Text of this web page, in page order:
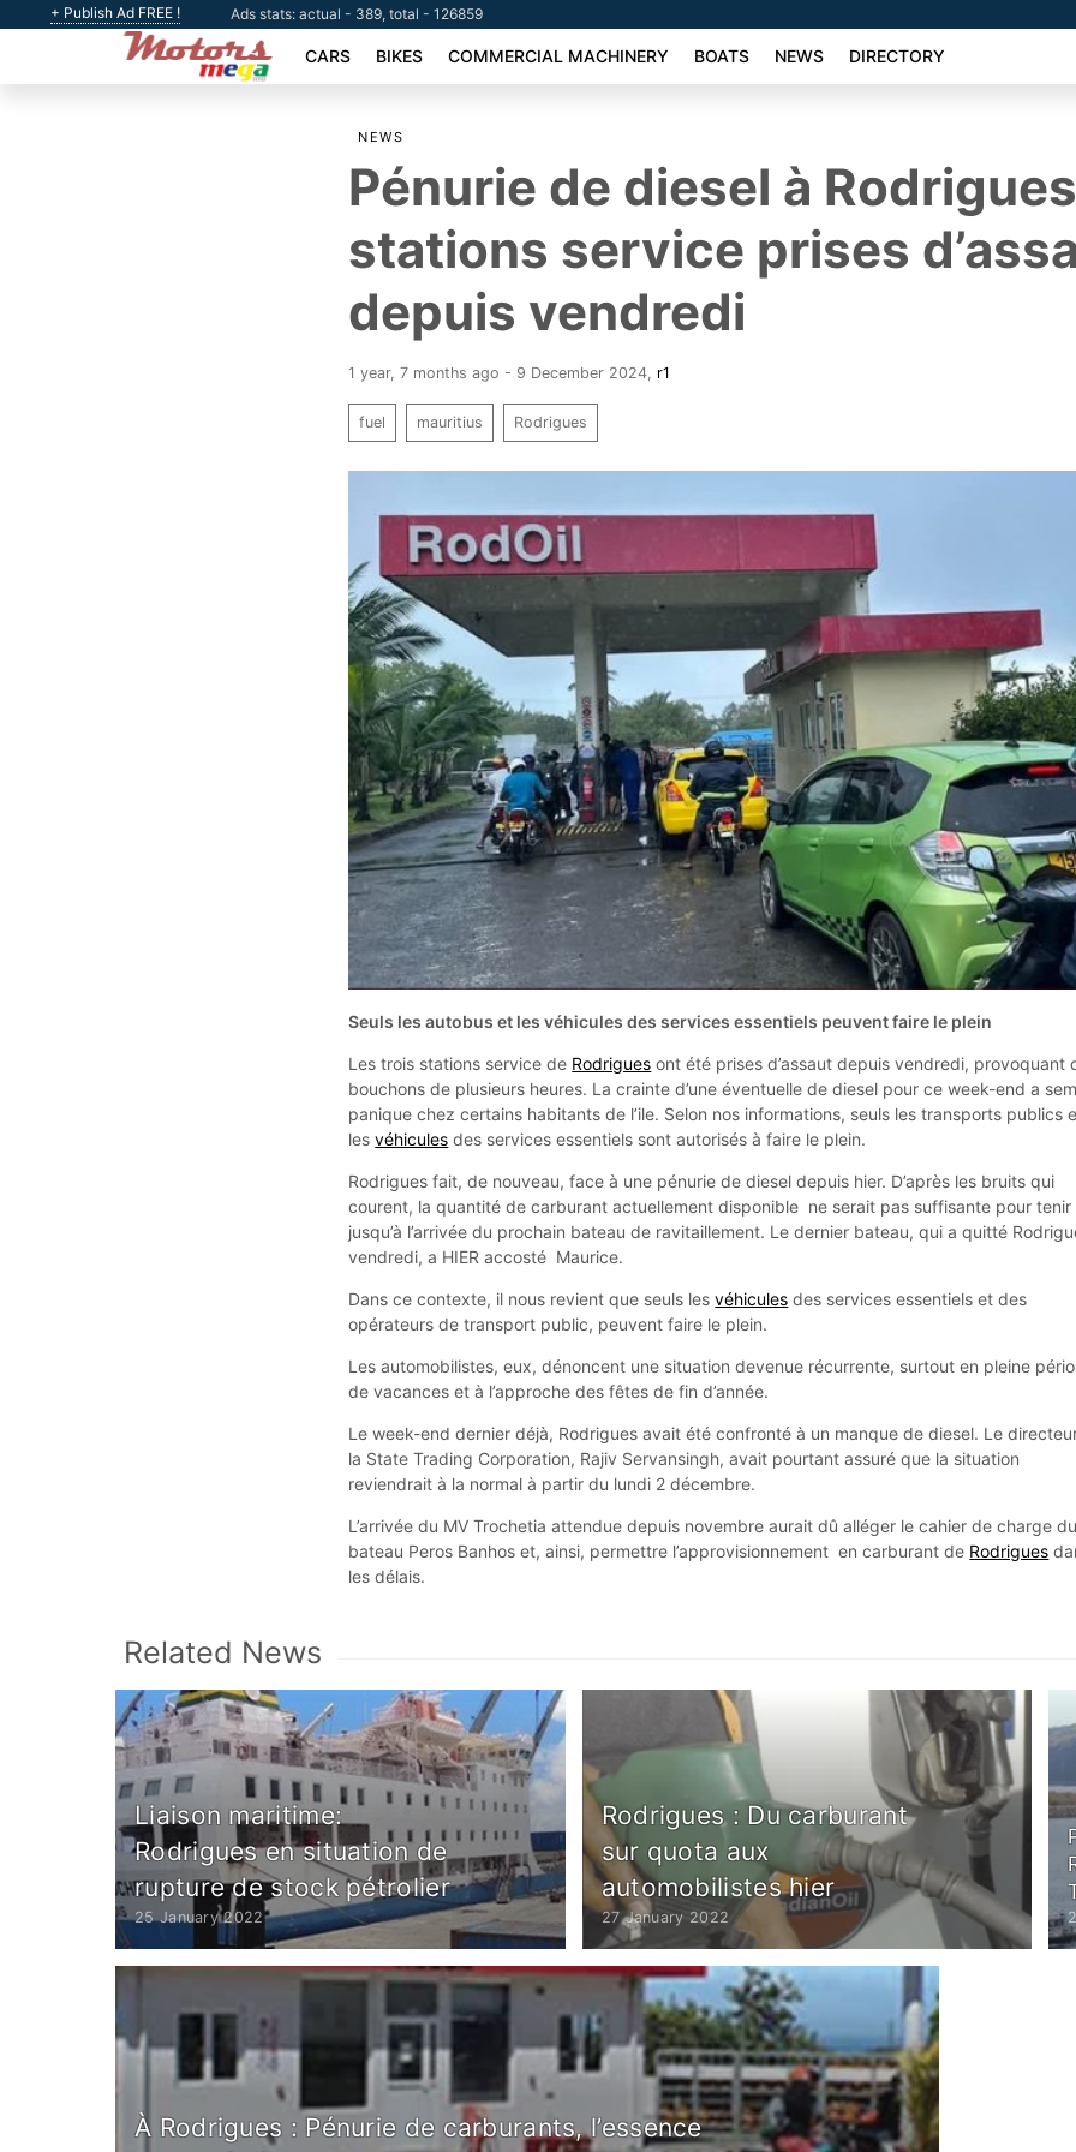
+ Publish Ad FREE ! Ads stats: actual - 389, total - 126859
CARS BIKES COMMERCIAL MACHINERY BOATS NEWS DIRECTORY
NEWS
Pénurie de diesel à
stations service prises
depuis vendredi
1 year, 7 months ago - 9 December 2024 r1
fuel mauritius Rodrigues
Seuls les autobus et les véhicules des services essentiels peuvent faire le plein
Les trois stations service de Rodrigues ont été prises d’assaut depuis vendredi, provoquant
bouchons de plusieurs heures. La crainte d’une éventuelle de diesel pour ce week-end a
panique chez certains habitants de l’ile. Selon nos informations, seuls les transports publics
lesvéhicules des services essentiels sont autorisés à faire le plein.
Rodrigues fait, de nouveau, face à une pénurie de diesel depuis hier. D’après les bruits qui
courent, la quantité de carburant actuellement disponible ne serait pas suffisante pour tenir
jusqu’à l’arrivée du prochain bateau de ravitaillement. Le dernier bateau, qui a quitté
vendredi, a HIER accosté Maurice.
Dans ce contexte, il nous revient que seuls lesvéhicules des services essentiels et des
opérateurs de transport public, peuvent faire le plein.
Les automobilistes, eux, dénoncent une situation devenue récurrente, surtout en pleine
de vacances et à l’approche des fêtes de fin d’année.
Le week-end dernier déjà, Rodrigues avait été confronté à un manque de diesel. Le
la State Trading Corporation, Rajiv Servansingh, avait pourtant assuré que la situation
reviendrait à la normal à partir du lundi 2 décembre.
L’arrivée du MV Trochetia attendue depuis novembre aurait dû alléger le cahier de charge
bateau Peros Banhos et, ainsi, permettre l’approvisionnement en carburant de Rodrigues
les délais.
Related News
Liaison maritime:
Rodrigues en situation de
rupture de stock pétrolier
25 January 2022
Rodrigues : Du carburant
sur quota aux
automobilistes hier
27 January 2022
À Rodrigues : Pénurie de carburants, l’essence